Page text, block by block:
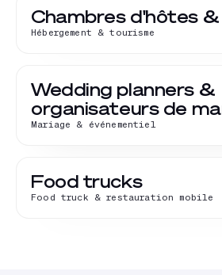
Chambres d'hôtes
Hébergement & tourisme
Wedding planners &
organisateurs de
Mariage & événementiel
Food trucks
Food truck & restauration mobile